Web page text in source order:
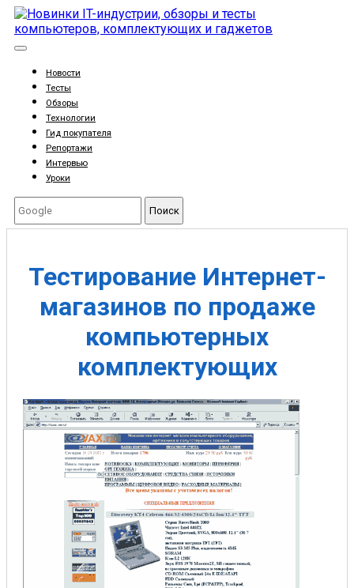
Новости
Тесты
Обзоры
Технологии
Гид покупателя
Репортажи
Интервью
Уроки
Поиск
Тестирование Интернет-
магазинов по продаже
компьютерных
комплектующих